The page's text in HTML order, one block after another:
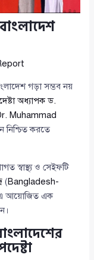
গড়া সম্ভব নয়
অধ্যাপক ড.
Muhammad
নিশ্চিত করতে
স্বাস্থ্য ও সেইফটি
(Bangladesh-
আয়োজিত এক